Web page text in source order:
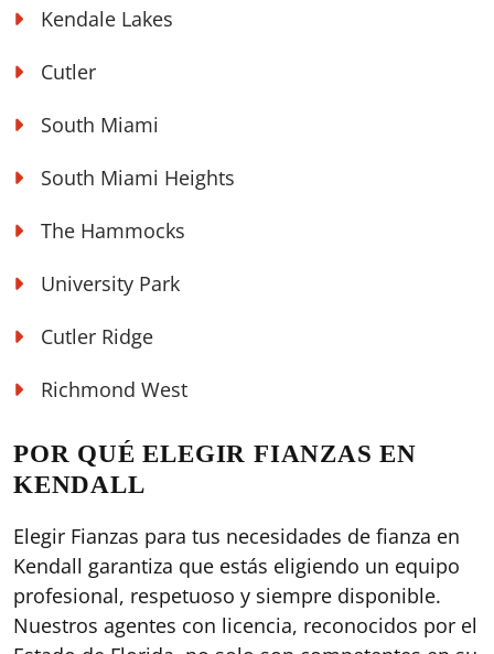
Kendale Lakes
Cutler
South Miami
South Miami Heights
The Hammocks
University Park
Cutler Ridge
Richmond West
POR QUÉ ELEGIR FIANZAS EN
KENDALL
Elegir Fianzas para tus necesidades de fianza en
Kendall garantiza que estás eligiendo un equipo
profesional, respetuoso y siempre disponible.
Nuestros agentes con licencia, reconocidos por el